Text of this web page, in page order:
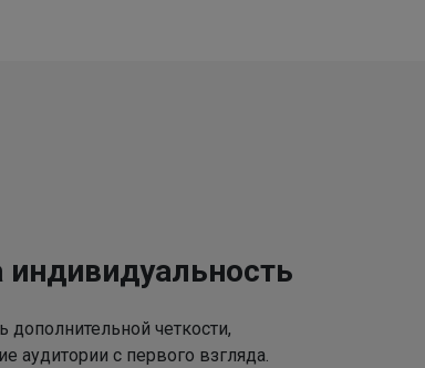
четкости,
аудитории с первого взгляда.